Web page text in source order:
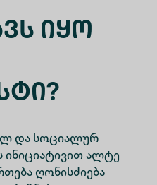
Იყო
და სოციალურ
ინიციატივით ალტე
ღონისძიება